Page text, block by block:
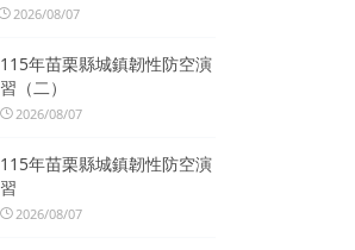
2026/08/07
115年苗栗縣城鎮韌性防空演
習（二）
2026/08/07
115年苗栗縣城鎮韌性防空演
習
2026/08/07